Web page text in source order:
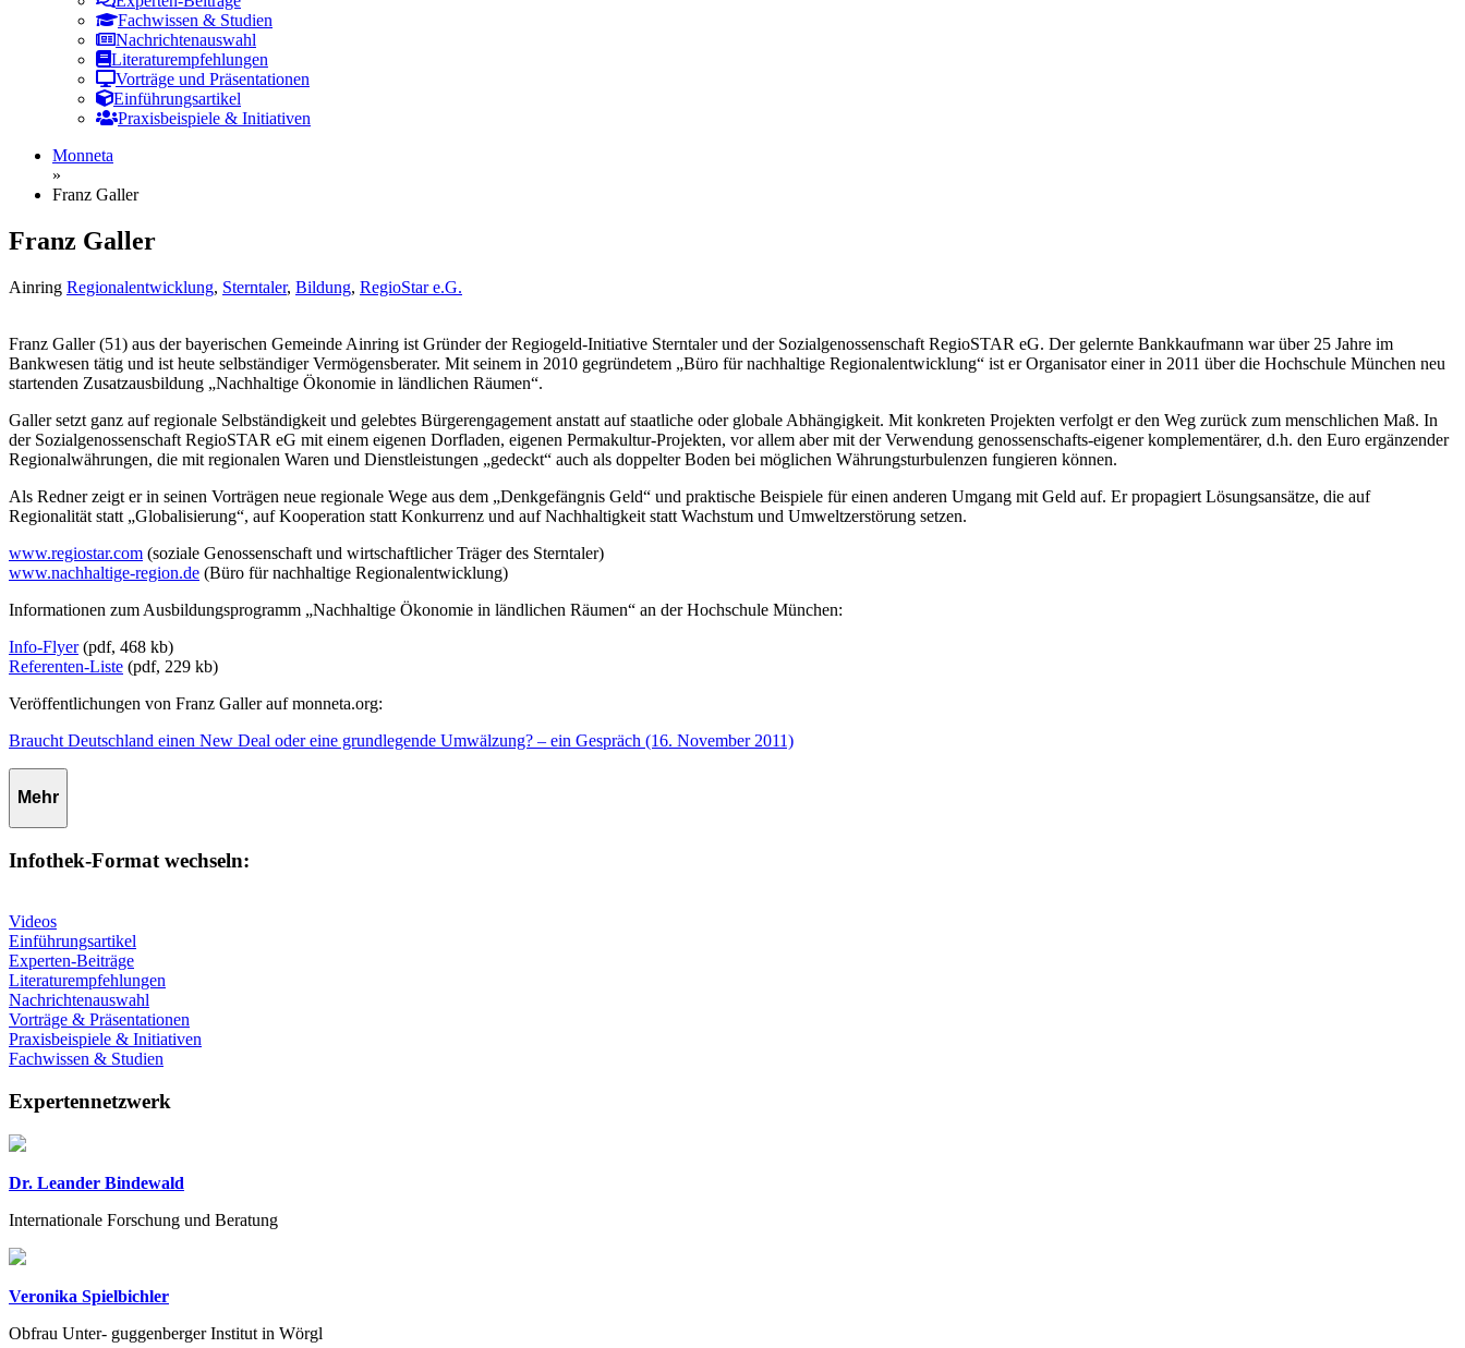
Fachwissen & Studien
Nachrichtenauswahl
Literaturempfehlungen
Vorträge und Präsentationen
Einführungsartikel
Praxisbeispiele & Initiativen
Monneta
»
Franz Galler
Franz Galler
Ainring Regionalentwicklung, Sterntaler, Bildung, RegioStar e.G.
Franz Galler (51) aus der bayerischen Gemeinde Ainring ist Gründer der Regiogeld-Initiative Sterntaler und der Sozialgenossenschaft RegioSTAR eG. Der gelernte Bankkaufmann war über 25 Jahre im
Bankwesen tätig und ist heute selbständiger Vermögensberater. Mit seinem in 2010 gegründetem „Büro für nachhaltige Regionalentwicklung“ ist er Organisator einer in 2011 über die Hochschule München neu
startenden Zusatzausbildung „Nachhaltige Ökonomie in ländlichen Räumen“.
Galler setzt ganz auf regionale Selbständigkeit und gelebtes Bürgerengagement anstatt auf staatliche oder globale Abhängigkeit. Mit konkreten Projekten verfolgt er den Weg zurück zum menschlichen Maß. In
der Sozialgenossenschaft RegioSTAR eG mit einem eigenen Dorfladen, eigenen Permakultur-Projekten, vor allem aber mit der Verwendung genossenschafts-eigener komplementärer, d.h. den Euro ergänzender
Regionalwährungen, die mit regionalen Waren und Dienstleistungen „gedeckt“ auch als doppelter Boden bei möglichen Währungsturbulenzen fungieren können.
Als Redner zeigt er in seinen Vorträgen neue regionale Wege aus dem „Denkgefängnis Geld“ und praktische Beispiele für einen anderen Umgang mit Geld auf. Er propagiert Lösungsansätze, die auf
Regionalität statt „Globalisierung“, auf Kooperation statt Konkurrenz und auf Nachhaltigkeit statt Wachstum und Umweltzerstörung setzen.
www.regiostar.com (soziale Genossenschaft und wirtschaftlicher Träger des Sterntaler)
www.nachhaltige-region.de (Büro für nachhaltige Regionalentwicklung)
Informationen zum Ausbildungsprogramm „Nachhaltige Ökonomie in ländlichen Räumen“ an der Hochschule München:
Info-Flyer(pdf, 468 kb)
Referenten-Liste (pdf, 229 kb)
Veröffentlichungen von Franz Galler auf monneta.org:
Braucht Deutschland einen New Deal oder eine grundlegende Umwälzung? – ein Gespräch (16. November 2011)
Mehr
Infothek-Format wechseln:
Videos
Einführungsartikel
Experten-Beiträge
Literaturempfehlungen
Nachrichtenauswahl
Vorträge & Präsentationen
Praxisbeispiele & Initiativen
Fachwissen & Studien
Expertennetzwerk
Dr. Leander Bindewald
Internationale Forschung und Beratung
Veronika Spielbichler
Obfrau Unter- guggenberger Institut in Wörgl